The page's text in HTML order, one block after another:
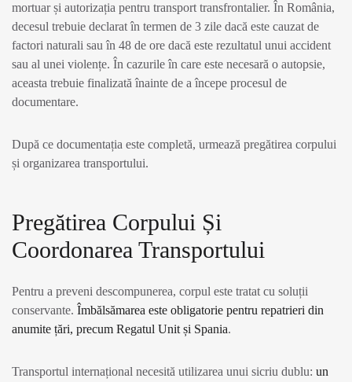
mortuar și autorizația pentru transport transfrontalier. În România,
decesul trebuie declarat în termen de 3 zile dacă este cauzat de
factori naturali sau în 48 de ore dacă este rezultatul unui accident
sau al unei violențe. În cazurile în care este necesară o autopsie,
aceasta trebuie finalizată înainte de a începe procesul de
documentare.
După ce documentația este completă, urmează pregătirea corpului
și organizarea transportului.
Pregătirea Corpului Și
Coordonarea Transportului
Pentru a preveni descompunerea, corpul este tratat cu soluții
conservante. Îmbălsămarea este obligatorie pentru repatrieri din
anumite țări, precum Regatul Unit și Spania.
Transportul internațional necesită utilizarea unui sicriu dublu: un